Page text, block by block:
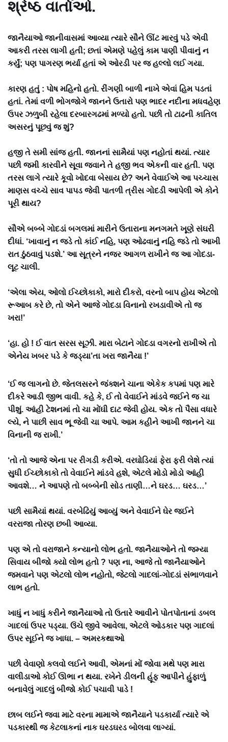
શ્રેષ્ઠ વાર્તાઓ.
જાનૈયાઓ જાનીવાસમાં આવ્યા ત્યારે સૌને ઊંટ મારવું પડે એવી
આકરી તરસ લાગી હતી; છતાં એમણે પહેલું કામ પાણી પીવાનું ન
કર્યું; પણ પાગરણ ભર્યા હતાં એ ઓરડી પર જ હલ્લો લઈ ગયા.
કારણ હતું : પોષ મહિનો હતો. રીંગણી બાળી નાખે એવાં હિમ પડતાં
હતાં. તેમાં વળી ભોગજોગે જાનને ઉતારો પણ ભાદર નદીના મધવહેણ
ઉપર ઝળુબી રહેલા દરબારગઢમાં મળ્યો હતો. પછી તો ટાઢની કાતિલ
અસરનું પૂછવું જ શું?
હજી તે સમી સાંજ હતી. જાનનાં સામૈયાં પણ નહોતાં થયાં. ત્યાર
પછી જમી કારવીને સૂવા જવાને તે હજી ભવ એકની વાર હતી. પણ
તરસ લાગે ત્યારે કૂવો ખોદવા બેસાય છે? અને વેવાઈએ આ પચ્ચાસ
માણસ વચ્ચે સાવ પાપડ જેવી પાતળી ત્રીસ ગોદડી આપેલી એ કોને
પૂરી થાય?
સૌએ બબ્બે ગોદડાં બગલમાં મારીને ઉતારાના મનગમતે ખૂણે સંઘરી
દીધાં. ‘ખાવાનું ન જડે તો કાંઈ નહિ, પણ ઓઢવાનું નહિ જડે તો આખી
રાત ઠુંઠવાવું પડશે.’ આ સૂત્રને નજર આગળ રાખીને જ આ ગોદડા-
લૂટ ચાલી.
‘એલા એય, ઓલો ઈચ્છોકાકો, મારો દીકરો, વરનો બાપ હોય એટલો
રૂઆબ કરે છે, તો એને આજે ગોદડા વિનાનો રખડાવીએ તો જ
ખરા!’
‘હા. હો ! ઈ વાત સરસ સૂઝી. મારા બેટાને ગોદડા વગરનો રાખીએ તો
એનેય ખબર પડે કે જડ્યા’તા ખરા જાનૈયા !’
‘ઈ જ લાગનો છે. જેતલસરને જંક્શને ચાના એકેક કપમાં પણ મારે
દીકરે આડી જીભ વાવી. કહે કે, ઈ તો વેવાઈને માંડવે જઈને જ ચા
પીશું. આંહી ટેશનમાં તો ચા મોંઘી દાટ જેવી હોય. એક તો પૈસા વધારે
લ્યે, ને પાછી સાવ ભૂ જેવી ચા આપે. આમ કહીને આખી જાનને ચા
વિનાની જ રાખી.’
‘તો તો આજે એના પર રીગડી કરીએ. વરઘોડિયાં ફેરા ફરી લેશે ત્યાં
સુધી ઈચ્છોકાકો તો વેવાઈને માંડવે હશે, એટલે મોડો મોડો આંહી
આવશે… ને આપણે તો બબ્બેની સોડ તાણી…ને ઘરડ… ઘરડ…’
પછી સામૈયાં થયાં. વરબેઢિયું આવ્યું અને વેવાઈને ઘેર જઈને
વરરાજા તોરણ છબી આવ્યા.
પણ એ તો વરાજાને કન્યાનો લોભ હતો. જાનૈયાઓને તો જમ્યા
સિવાય બીજો ક્યો લોભ હતો ? પણ ના, આજે તો જાનૈયાઓને
જમવાને પણ એટલો લોભ નહોતો, જેટલો ગાદલાં-ગોદડાં સંભાળવાને
લાભ હતો.
ખાધું ન ખાધું કરીને જાનૈયાઓ તો ઉતારે આવીને પોતપોતાનાં ડબલ
ગાદલાં ઉપર પડ્યા. ઉંચે જીવે આવેલા, એટલે ઓડકાર પણ ગાદલાં
ઉપર સૂઈને જ ખાધા. – અમરકથાઓ
પછી વેવાણો કલવો લઈને આવી, એમનાં મોં જોવા મથે પણ મારા
વાલીડાઓ કોઈ ઊભા ન થયા. રખેને ડીલની હૂંફ આપીને હુંફાળું
બનાવેલું ગાદલું બીજો કોઈ પચાવી પાડે !
છાબ લઈને જવા માટે વરના મામાએ જાનૈયાને પડકાર્યા ત્યારે એ
પડકારથી જ કેટલાકનાં નાક ઘરડઘરડ બોલવા લાગ્યાં.